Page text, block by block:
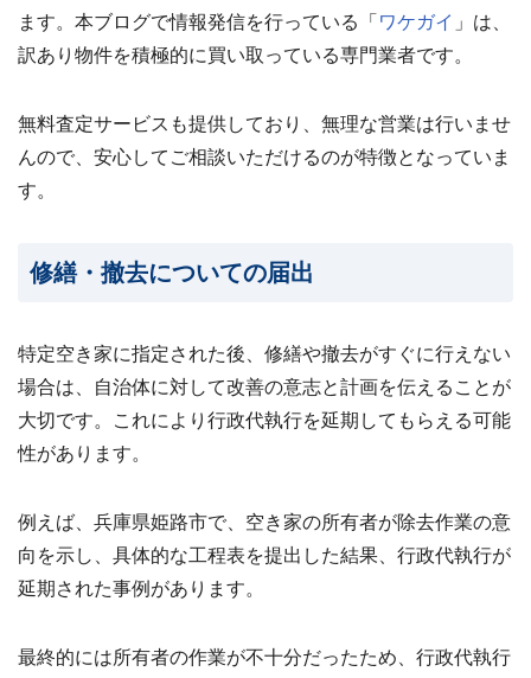
ます。本ブログで情報発信を行っている「 ワケガイ 」は、
訳あり物件を積極的に買い取っている専門業者です。
無料査定サービスも提供しており、無理な営業は行いませ
んので、安心してご相談いただけるのが特徴となっていま
す。
修繕・撤去についての届出
特定空き家に指定された後、修繕や撤去がすぐに行えない
場合は、自治体に対して改善の意志と計画を伝えることが
大切です。これにより行政代執行を延期してもらえる可能
性があります。
例えば、兵庫県姫路市で、空き家の所有者が除去作業の意
向を示し、具体的な工程表を提出した結果、行政代執行が
延期された事例があります。
最終的には所有者の作業が不十分だったため、行政代執行